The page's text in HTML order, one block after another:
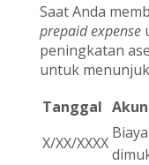
Saat Anda
prepaid expense
peningkatan
untuk
Tanggal Akun
X/XX/XXXX